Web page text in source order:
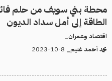
محطة بني سويف من حلم
الطاقة إلى أمل سداد الديون
اقتصاد وعمران_
محمد أحمد غنيم_